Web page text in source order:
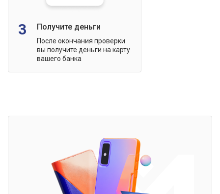
3 Получите деньги
После окончания проверки
вы получите деньги на карту
вашего банка